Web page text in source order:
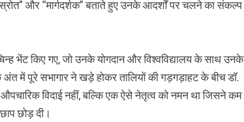
और “मार्गदर्शक” बताते हुए उनके आदर्शों पर चलने का संकल्प
भेंट किए गए, जो उनके योगदान और विश्वविद्यालय के साथ उनके
में पूरे सभागार ने खड़े होकर तालियों की गड़गड़ाहट के बीच डॉ.
विदाई नहीं, बल्कि एक ऐसे नेतृत्व को नमन था जिसने कम
छोड़ दी।